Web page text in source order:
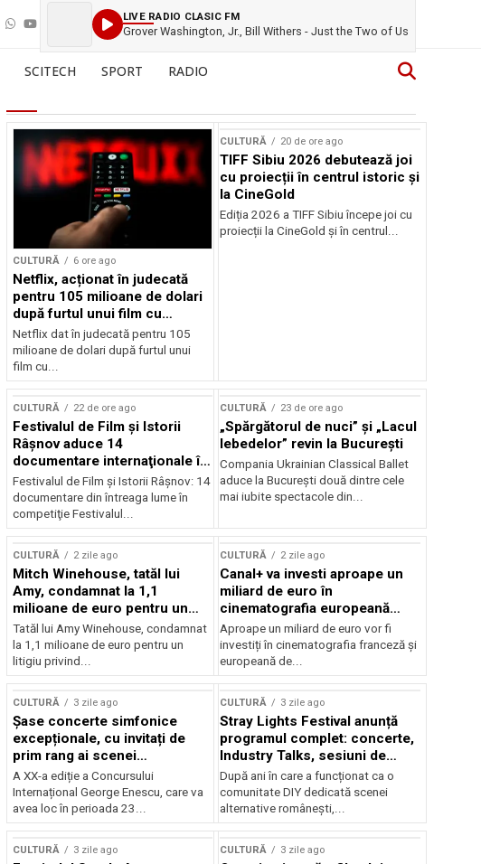
LIVE RADIO CLASIC FM
Grover Washington, Jr., Bill Withers - Just the Two of Us
SCITECH SPORT RADIO
CULTURĂ 6 ore ago
Netflix, acționat în judecată
pentru 105 milioane de dolari
după furtul unui film cu
Nicolas Cage
Netflix dat în judecată pentru 105
milioane de dolari după furtul unui
film cu...
CULTURĂ 20 de ore ago
TIFF Sibiu 2026 debutează joi
cu proiecții în centrul istoric și
la CineGold
Ediția 2026 a TIFF Sibiu începe joi cu
proiecții la CineGold și în centrul...
CULTURĂ 22 de ore ago
Festivalul de Film şi Istorii
Râşnov aduce 14
documentare internaţionale în
premieră
Festivalul de Film şi Istorii Râşnov: 14
documentare din întreaga lume în
competiţie Festivalul...
CULTURĂ 23 de ore ago
„Spărgătorul de nuci” și „Lacul
lebedelor” revin la București
Compania Ukrainian Classical Ballet
aduce la București două dintre cele
mai iubite spectacole din...
CULTURĂ 2 zile ago
Mitch Winehouse, tatăl lui
Amy, condamnat la 1,1
milioane de euro pentru un
litigiu pierdut
Tatăl lui Amy Winehouse, condamnat
la 1,1 milioane de euro pentru un
litigiu privind...
CULTURĂ 2 zile ago
Canal+ va investi aproape un
miliard de euro în
cinematografia europeană
până în 2032
Aproape un miliard de euro vor fi
investiți în cinematografia franceză și
europeană de...
CULTURĂ 3 zile ago
Șase concerte simfonice
excepționale, cu invitați de
prim rang ai scenei
internaționale și ansambluri
orchestrale românești de
prestigiu, în programul
Concursului Enescu 2026
A XX-a ediție a Concursului
Internațional George Enescu, care va
avea loc în perioada 23...
CULTURĂ 3 zile ago
Stray Lights Festival anunță
programul complet: concerte,
Industry Talks, sesiuni de
audiție și noi opțiuni de
participare pentru public
După ani în care a funcționat ca o
comunitate DIY dedicată scenei
alternative românești,...
CULTURĂ 3 zile ago CULTURĂ 3 zile ago